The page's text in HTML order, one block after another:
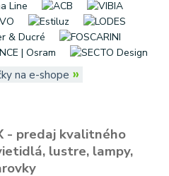
na e-shope »
- predaj kvalitného
lustre, lampy,